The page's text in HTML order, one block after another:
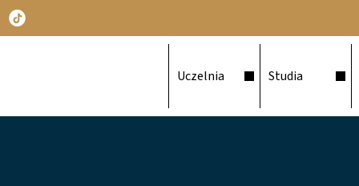
Uczelnia Studia